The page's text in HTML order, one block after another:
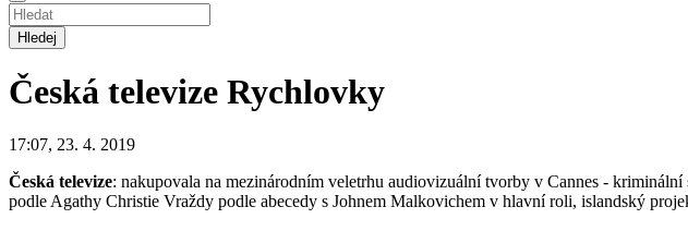
Hledej
Česká televize Rychlovky
17:07, 23. 4. 2019
Česká televize: nakupovala na mezinárodním veletrhu audiovizuální tvorby v Cannes -
podle Agathy Christie Vraždy podle abecedy s Johnem Malkovichem v hlavní roli, islandský